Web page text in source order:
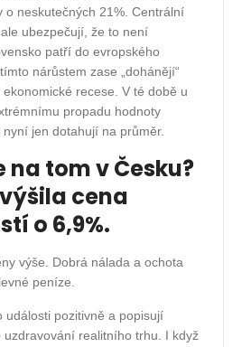
o neskutečných 21%. Centrální
ubezpečují, že to není
patří do evropského
nárůstem zase „dohánějí“
recese. V té době u
propadu hodnoty
jen dotahují na průměr.
na tom v Česku?
cena
o 6,9%.
výše. Dobrá nálada a ochota
peníze.
události pozitivně a popisují
uzdravování realitního trhu. I když